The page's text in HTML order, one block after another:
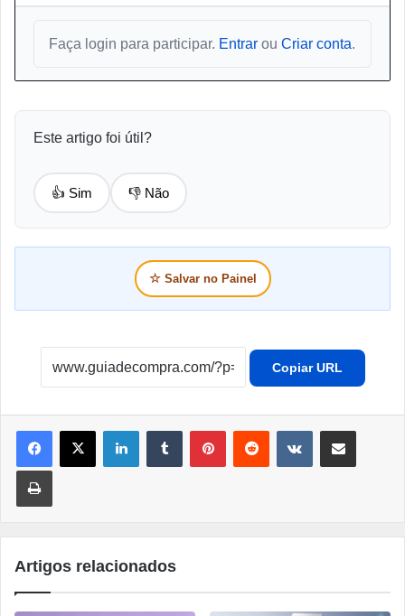
Faça login para participar. Entrar ou Criar conta.
Este artigo foi útil?
👍 Sim 👎 Não
☆ Salvar no Painel
Copiar URL
LinkedinTumblr PinterestReddit VK Compartilhar por e-mail
Imprimir
Artigos relacionados